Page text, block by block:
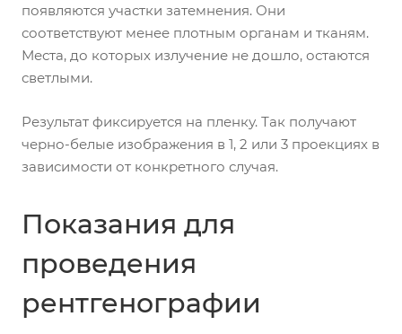
появляются участки затемнения. Они
соответствуют менее плотным органам и тканям.
Места, до которых излучение не дошло, остаются
светлыми.
Результат фиксируется на пленку. Так получают
черно-белые изображения в 1, 2 или 3 проекциях в
зависимости от конкретного случая.
Показания для
проведения
рентгенографии